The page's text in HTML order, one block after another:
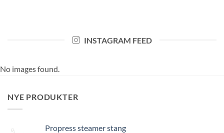
INSTAGRAM FEED
No images found.
NYE PRODUKTER
Propress steamer stang